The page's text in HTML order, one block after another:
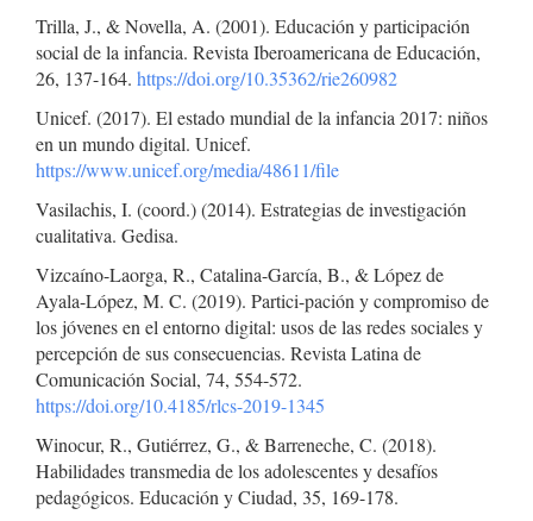
Trilla, J., & Novella, A. (2001). Educación y participación
social de la infancia. Revista Iberoamericana de Educación,
26, 137-164. https://doi.org/10.35362/rie260982
Unicef. (2017). El estado mundial de la infancia 2017: niños
en un mundo digital. Unicef.
https://www.unicef.org/media/48611/file
Vasilachis, I. (coord.) (2014). Estrategias de investigación
cualitativa. Gedisa.
Vizcaíno-Laorga, R., Catalina-García, B., & López de
Ayala-López, M. C. (2019). Partici-pación y compromiso de
los jóvenes en el entorno digital: usos de las redes sociales y
percepción de sus consecuencias. Revista Latina de
Comunicación Social, 74, 554-572.
https://doi.org/10.4185/rlcs-2019-1345
Winocur, R., Gutiérrez, G., & Barreneche, C. (2018).
Habilidades transmedia de los adolescentes y desafíos
pedagógicos. Educación y Ciudad, 35, 169-178.